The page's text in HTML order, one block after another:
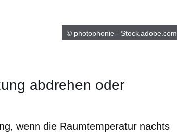
© photophonie - Stock.adobe.com
abdrehen oder
wenn die Raumtemperatur nachts